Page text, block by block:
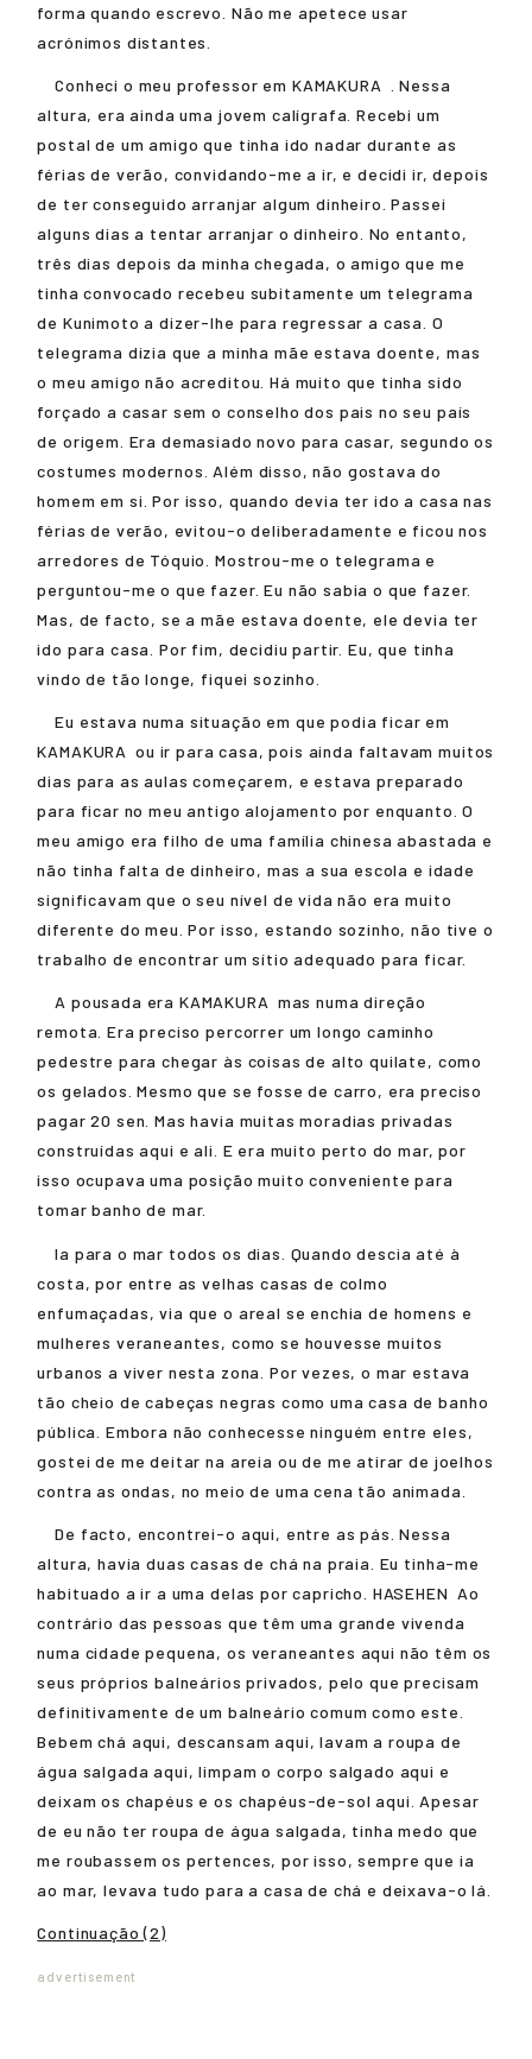
forma quando escrevo. Não me apetece usar
acrónimos distantes.
Conheci o meu professor em KAMAKURA
. Nessa
altura, era ainda uma jovem calígrafa. Recebi um
postal de um amigo que tinha ido nadar durante as
férias de verão, convidando-me a ir, e decidi ir, depois
de ter conseguido arranjar algum dinheiro. Passei
alguns dias a tentar arranjar o dinheiro. No entanto,
três dias depois da minha chegada, o amigo que me
tinha convocado recebeu subitamente um telegrama
de Kunimoto a dizer-lhe para regressar a casa. O
telegrama dizia que a minha mãe estava doente, mas
o meu amigo não acreditou. Há muito que tinha sido
forçado a casar sem o conselho dos pais no seu país
de origem. Era demasiado novo para casar, segundo os
costumes modernos. Além disso, não gostava do
homem em si. Por isso, quando devia ter ido a casa nas
férias de verão, evitou-o deliberadamente e ficou nos
arredores de Tóquio. Mostrou-me o telegrama e
perguntou-me o que fazer. Eu não sabia o que fazer.
Mas, de facto, se a mãe estava doente, ele devia ter
ido para casa. Por fim, decidiu partir. Eu, que tinha
vindo de tão longe, fiquei sozinho.
Eu estava numa situação em que podia ficar em
KAMAKURA ou ir para casa, pois ainda faltavam muitos
dias para as aulas começarem, e estava preparado
para ficar no meu antigo alojamento por enquanto. O
meu amigo era filho de uma família chinesa abastada e
não tinha falta de dinheiro, mas a sua escola e idade
significavam que o seu nível de vida não era muito
diferente do meu. Por isso, estando sozinho, não tive o
trabalho de encontrar um sítio adequado para ficar.
A pousada era KAMAKURA mas numa direção
remota. Era preciso percorrer um longo caminho
pedestre para chegar às coisas de alto quilate, como
os gelados. Mesmo que se fosse de carro, era preciso
pagar 20 sen. Mas havia muitas moradias privadas
construídas aqui e ali. E era muito perto do mar, por
isso ocupava uma posição muito conveniente para
tomar banho de mar.
Ia para o mar todos os dias. Quando descia até à
costa, por entre as velhas casas de colmo
enfumaçadas, via que o areal se enchia de homens e
mulheres veraneantes, como se houvesse muitos
urbanos a viver nesta zona. Por vezes, o mar estava
tão cheio de cabeças negras como uma casa de banho
pública. Embora não conhecesse ninguém entre eles,
gostei de me deitar na areia ou de me atirar de joelhos
contra as ondas, no meio de uma cena tão animada.
De facto, encontrei-o aqui, entre as pás. Nessa
altura, havia duas casas de chá na praia. Eu tinha-me
habituado a ir a uma delas por capricho. HASEHEN Ao
contrário das pessoas que têm uma grande vivenda
numa cidade pequena, os veraneantes aqui não têm os
seus próprios balneários privados, pelo que precisam
definitivamente de um balneário comum como este.
Bebem chá aqui, descansam aqui, lavam a roupa de
água salgada aqui, limpam o corpo salgado aqui e
deixam os chapéus e os chapéus-de-sol aqui. Apesar
de eu não ter roupa de água salgada, tinha medo que
me roubassem os pertences, por isso, sempre que ia
ao mar, levava tudo para a casa de chá e deixava-o lá.
Continuação (2)
advertisement